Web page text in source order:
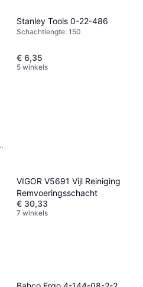
Stanley Tools 0-22-486
Schachtlengte: 150
€ 6,35
5 winkels
VIGOR V5691 Vijl Reiniging
Remvoeringsschacht
€ 30,33
7 winkels